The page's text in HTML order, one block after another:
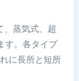
、蒸気式、超
す。各タイプ
に長所と短所